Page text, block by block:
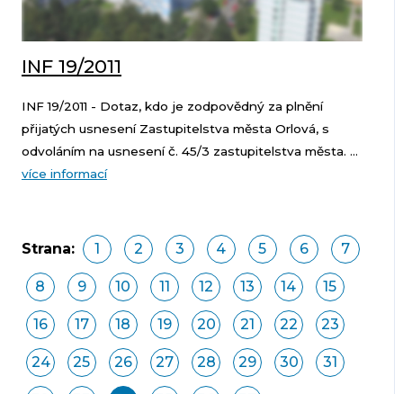
INF 19/2011
INF 19/2011 - Dotaz, kdo je zodpovědný za plnění
přijatých usnesení Zastupitelstva města Orlová, s
odvoláním na usnesení č. 45/3 zastupitelstva města. ...
více informací
Strana: 1 2 3 4 5 6 7
8 9 10 11 12 13 14 15
16 17 18 19 20 21 22 23
24 25 26 27 28 29 30 31